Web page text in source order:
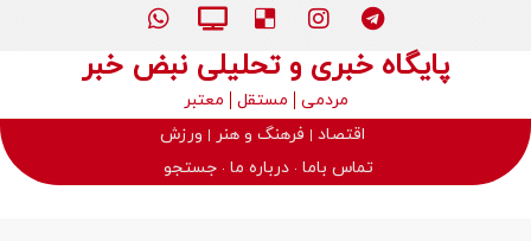
پایگاه خبری و تحلیلی نبض خبر
مردمی مستقل
معتبر
اقتصاد
فرهنگ و هنر
ورزش
تماس باما درباره ما جستجو